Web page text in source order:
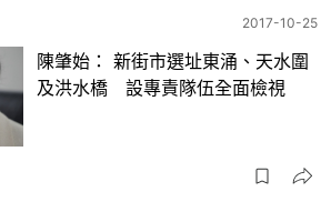
2017-10-25
陳肇始： 新街市選址東涌、天水圍
及洪水橋 設專責隊伍全面檢視